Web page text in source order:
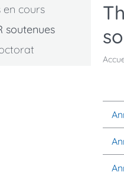
en cours
soutenues